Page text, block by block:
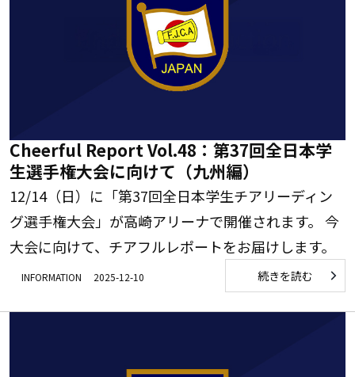
Cheerful Report Vol.48：第37回全日本学
生選手権大会に向けて（九州編）
12/14（日）に「第37回全日本学生チアリーディン
グ選手権大会」が高崎アリーナで開催されます。 今
大会に向けて、チアフルレポートをお届けします。
INFORMATION 2025-12-10 続きを読む